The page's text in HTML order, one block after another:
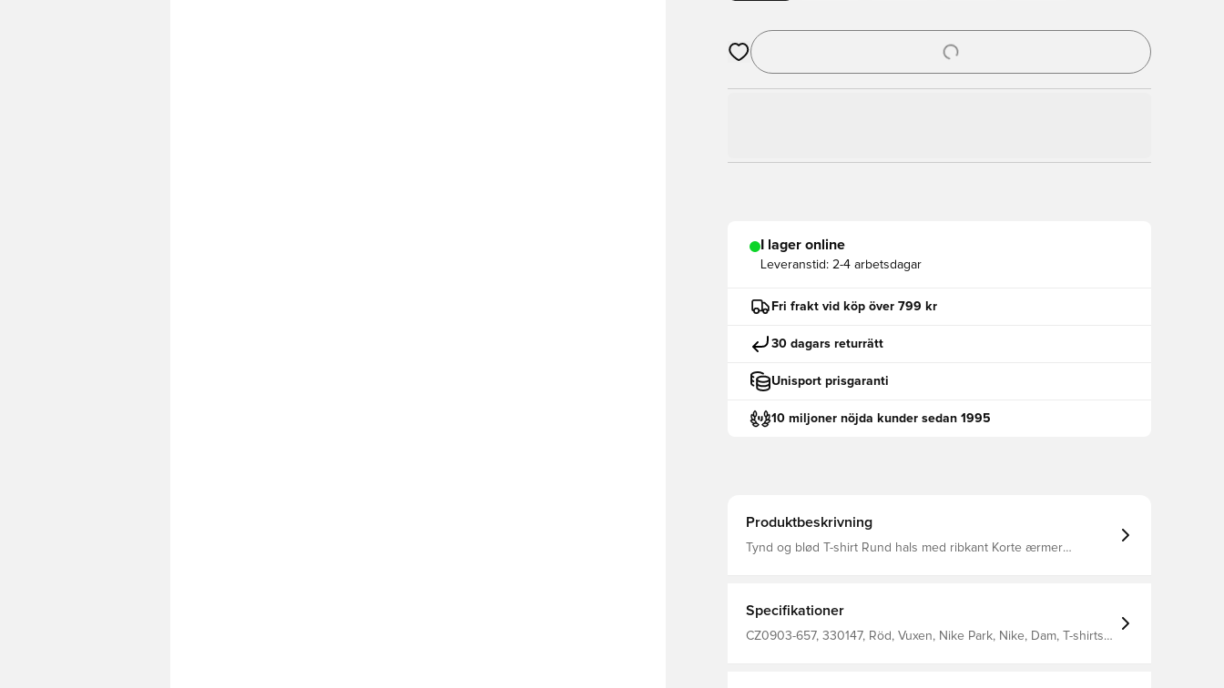
Öppnar en Modal för att logga in eller registrera dig som medlem
I lager online
Leveranstid: 2-4 arbetsdagar
Fri frakt vid köp över 799 kr
30 dagars returrätt
Unisport prisgaranti
10 miljoner nöjda kunder sedan 1995
Produktbeskrivning
Tynd og blød T-shirt Rund hals med ribkant Korte ærmer
Specifikationer
CZ0903-657, 330147, Röd, Vuxen, Nike Park, Nike, Dam, T-shirts,